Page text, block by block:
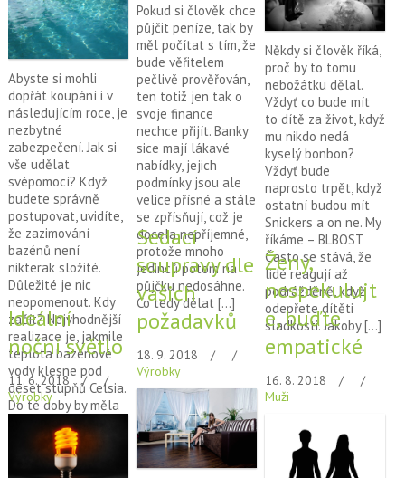
Abyste si mohli
dopřát koupání i v
následujícím roce, je
nezbytné
zabezpečení. Jak si
vše udělat
svépomocí? Když
budete správně
postupovat, uvidíte,
že zazimování
bazénů není
nikterak složité.
Důležité je nic
neopomenout. Kdy
začít? Nejvhodnější
realizace je, jakmile
teplota bazénové
vody klesne pod
deset stupňů Celsia.
Do té doby by měla
být v provozu i […]
Pokud si člověk chce
půjčit peníze, tak by
měl počítat s tím, že
bude věřitelem
pečlivě prověřován,
ten totiž jen tak o
svoje finance
nechce přijít. Banky
sice mají lákavé
nabídky, jejich
podmínky jsou ale
velice přísné a stále
se zpřísňují, což je
docela nepříjemné,
protože mnoho
jedinců potom na
půjčku nedosáhne.
Co tedy dělat […]
Někdy si člověk říká,
proč by to tomu
nebožátku dělal.
Vždyť co bude mít
to dítě za život, když
mu nikdo nedá
kyselý bonbon?
Vždyť bude
naprosto trpět, když
ostatní budou mít
Snickers a on ne. My
říkáme – BLBOST
Často se stává, že
lidé reagují až
podrážděně, když
odepřete dítěti
sladkosti. Jakoby […]
Sedací
soupravy dle
vašich
požadavků
18. 9. 2018
Výrobky
Ženy,
nespekulujt
e, buďte
empatické
16. 8. 2018
Muži
Ideální
noční světlo
11. 6. 2018
Výrobky